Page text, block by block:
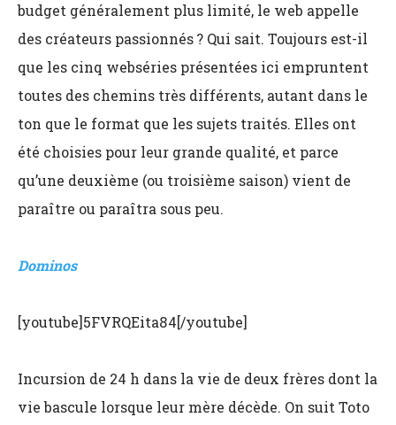
budget généralement plus limité, le web appelle
des créateurs passionnés ? Qui sait. Toujours est-il
que les cinq webséries présentées ici empruntent
toutes des chemins très différents, autant dans le
ton que le format que les sujets traités. Elles ont
été choisies pour leur grande qualité, et parce
qu’une deuxième (ou troisième saison) vient de
paraître ou paraîtra sous peu.
Dominos
[youtube]5FVRQEita84[/youtube]
Incursion de 24 h dans la vie de deux frères dont la
vie bascule lorsque leur mère décède. On suit Toto